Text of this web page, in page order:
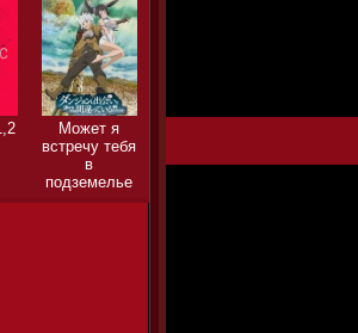
Может я
встречу тебя
в
подземелье
1,2,3 сезон